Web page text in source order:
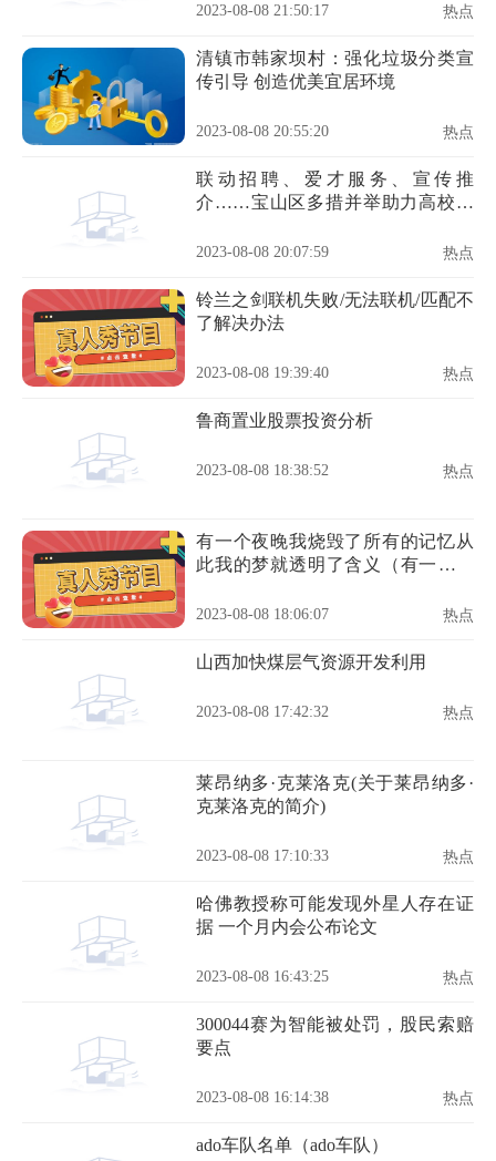
2023-08-08 21:50:17 热点
清镇市韩家坝村：强化垃圾分类宣
传引导 创造优美宜居环境
2023-08-08 20:55:20 热点
联动招聘、爱才服务、宣传推
介……宝山区多措并举助力高校毕
2023-08-08 20:07:59 热点
铃兰之剑联机失败/无法联机/匹配不
了解决办法
2023-08-08 19:39:40 热点
鲁商置业股票投资分析
2023-08-08 18:38:52 热点
有一个夜晚我烧毁了所有的记忆从
此我的梦就透明了含义（有一个夜
2023-08-08 18:06:07 热点
山西加快煤层气资源开发利用
2023-08-08 17:42:32 热点
莱昂纳多·克莱洛克(关于莱昂纳多·
克莱洛克的简介)
2023-08-08 17:10:33 热点
哈佛教授称可能发现外星人存在证
据 一个月内会公布论文
2023-08-08 16:43:25 热点
300044赛为智能被处罚，股民索赔
要点
2023-08-08 16:14:38 热点
ado车队名单（ado车队）